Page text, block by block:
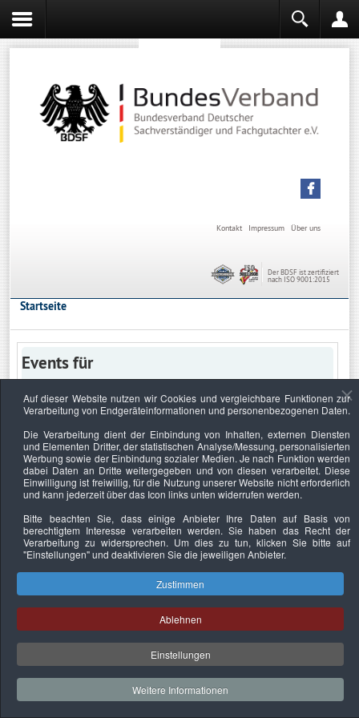
Über uns
Impressum
Kontakt
Der BDSF ist zertifiziert
nach ISO 9001:2015
Startseite
Events für
Keine Termine
Datenschutzerklärung Urheberrechtsnachweise Nachhaltigkeit
Copyright © 2026. Bundesverband Deutscher
Sachverständiger und Fachgutachter e.V..
Auf dieser Website nutzen wir Cookies und vergleichbare Funktionen zur
Verarbeitung von Endgeräteinformationen und personenbezogenen Daten.
Die Verarbeitung dient der Einbindung von Inhalten, externen Diensten
und Elementen Dritter, der statistischen Analyse/Messung, personalisierten
Werbung sowie der Einbindung sozialer Medien. Je nach Funktion werden
dabei Daten an Dritte weitergegeben und von diesen verarbeitet. Diese
Einwilligung ist freiwillig, für die Nutzung unserer Website nicht erforderlich
und kann jederzeit über das Icon links unten widerrufen werden.
Bitte beachten Sie, dass einige Anbieter Ihre Daten auf Basis von
berechtigtem Interesse verarbeiten werden. Sie haben das Recht der
Verarbeitung zu widersprechen. Um dies zu tun, klicken Sie bitte auf
"Einstellungen"und deaktivieren Sie die jeweiligen Anbieter.
Zustimmen
Ablehnen
Einstellungen
Weitere Informationen